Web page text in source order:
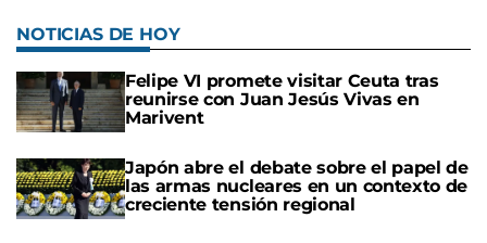
NOTICIAS DE HOY
Felipe VI promete visitar Ceuta tras
reunirse con Juan Jesús Vivas en
Marivent
Japón abre el debate sobre el papel de
las armas nucleares en un contexto de
creciente tensión regional